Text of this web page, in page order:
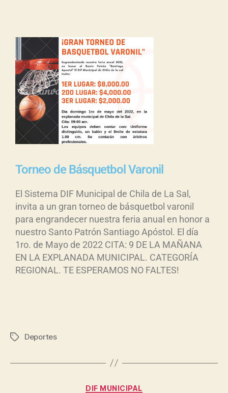
Torneo de Básquetbol Varonil
El Sistema DIF Municipal de Chila de La Sal,
invita a un gran torneo de básquetbol varonil
para engrandecer nuestra feria anual en honor a
nuestro Santo Patrón Santiago Apóstol. El día
1ro. de Mayo de 2022 CITA: 9 DE LA MAÑANA
EN LA EXPLANADA MUNICIPAL. CATEGORÍA
REGIONAL. TE ESPERAMOS NO FALTES!
Deportes
DIF MUNICIPAL